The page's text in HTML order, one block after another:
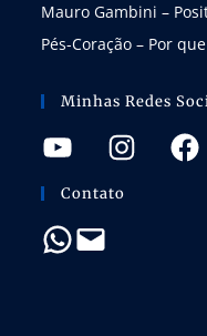
Mauro Gambini –
Pés-Coração – Por
Minhas Redes
Contato